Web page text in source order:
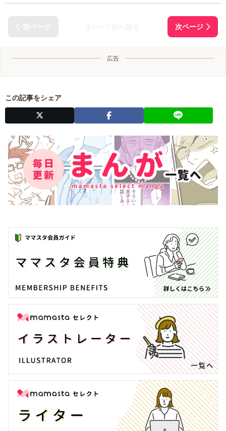
広告
この記事をシェア